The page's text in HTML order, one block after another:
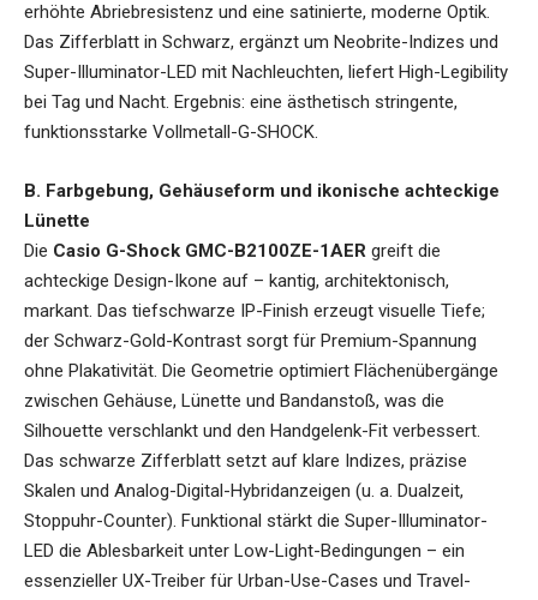
erhöhte Abriebresistenz und eine satinierte, moderne Optik.
Das Zifferblatt in Schwarz, ergänzt um Neobrite-Indizes und
Super-Illuminator-LED mit Nachleuchten, liefert High-Legibility
bei Tag und Nacht. Ergebnis: eine ästhetisch stringente,
funktionsstarke Vollmetall-G-SHOCK.
B. Farbgebung, Gehäuseform und ikonische achteckige
Lünette
Die Casio G-Shock GMC-B2100ZE-1AER greift die
achteckige Design-Ikone auf – kantig, architektonisch,
markant. Das tiefschwarze IP-Finish erzeugt visuelle Tiefe;
der Schwarz-Gold-Kontrast sorgt für Premium-Spannung
ohne Plakativität. Die Geometrie optimiert Flächenübergänge
zwischen Gehäuse, Lünette und Bandanstoß, was die
Silhouette verschlankt und den Handgelenk-Fit verbessert.
Das schwarze Zifferblatt setzt auf klare Indizes, präzise
Skalen und Analog-Digital-Hybridanzeigen (u. a. Dualzeit,
Stoppuhr-Counter). Funktional stärkt die Super-Illuminator-
LED die Ablesbarkeit unter Low-Light-Bedingungen – ein
essenzieller UX-Treiber für Urban-Use-Cases und Travel-